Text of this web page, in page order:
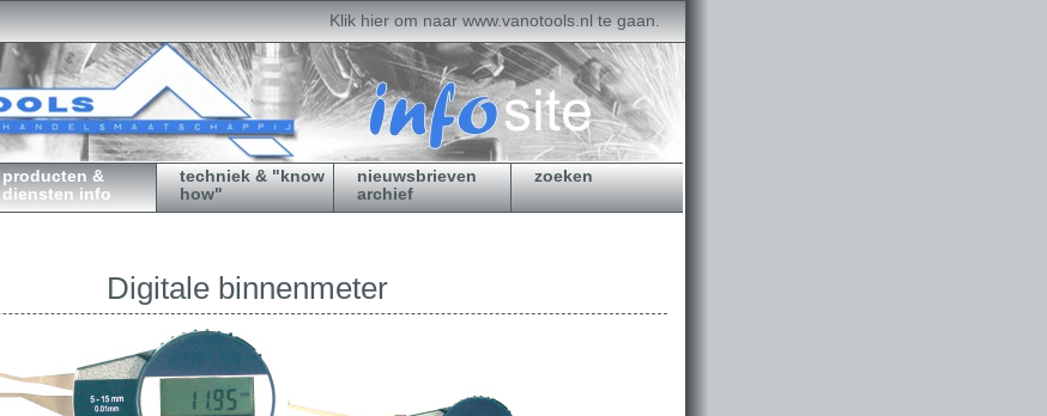
Klik hier om naar www.vanotools.nl te gaan.
producten &
diensten info
techniek & "know
how"
nieuwsbrieven
archief
zoeken
Digitale binnenmeter